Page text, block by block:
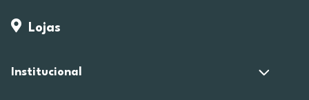
Lojas
Institucional